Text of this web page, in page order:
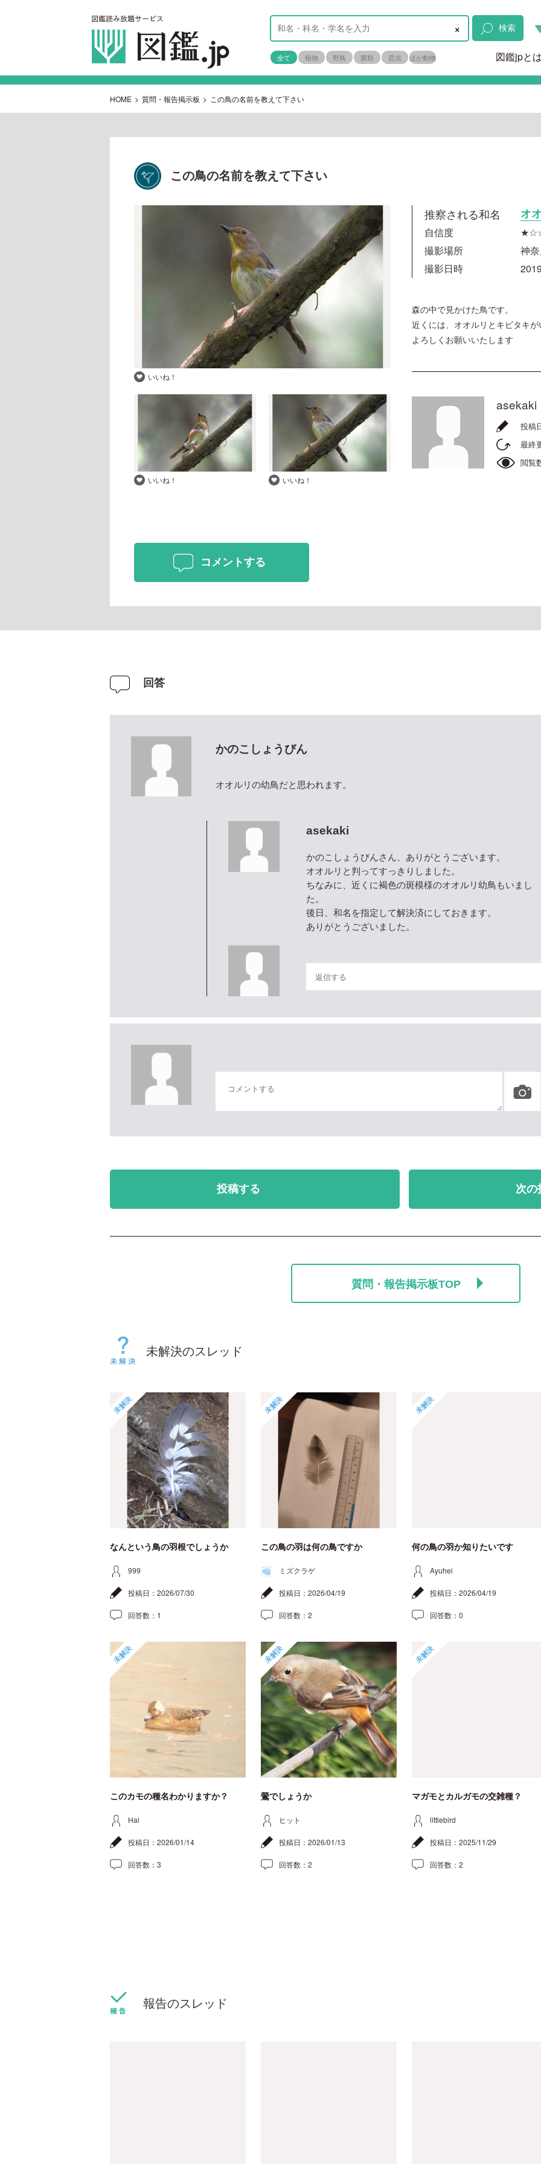
× 検索
全て 植物 野鳥 菌類 昆虫 ほか動物 図鑑jpと
HOME > 質問・報告掲示板 > この鳥の名前を教えて下さい
この鳥の名前を教えて下さい
いいね！
いいね！ いいね！
推察される和名 オ
自信度
撮影場所
神
撮影日時
森の中で見かけた鳥です。
近くには、オオルリとキビタキ
よろしくお願いいたします
asekaki
投稿
最終
閲覧
コメントする
回答
かのこしょうびん
オオルリの幼鳥だと思われます。
asekaki
かのこしょうびんさん、ありがとうございます。
オオルリと判ってすっきりしました。
ちなみに、近くに褐色の斑模様のオオルリ幼鳥もいまし
た。
後日、和名を指定して解決済にしておきます。
ありがとうございました。
投稿する 次の
質問・報告掲示板TOP
未解決のスレッド
未解決
なんという鳥の羽根でしょうか
999
投稿日： 2026/07/30
回答数： 1
未解決
この鳥の羽は何の鳥ですか
ミズクラゲ
投稿日： 2026/04/19
回答数： 2
未解決
何の鳥の羽か知りたいです
Ayuhei
投稿日： 2026/04/19
回答数： 0
未解決
このカモの種名わかりますか？
Hal
投稿日： 2026/01/14
回答数： 3
未解決
鶯でしょうか
ヒット
投稿日： 2026/01/13
回答数： 2
未解決
マガモとカルガモの交雑種？
littlebird
投稿日： 2025/11/29
回答数： 2
報告のスレッド